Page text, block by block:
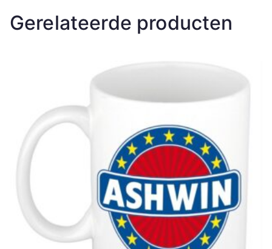
Gerelateerde producten